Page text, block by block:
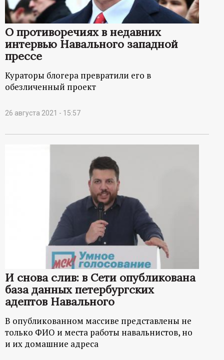
О противоречиях в недавних
интервью Навального западной
прессе
Кураторы блогера превратили его в
обезличенный проект
26 августа 2021 - 15:57
И снова слив: в Сети опубликована
база данных петербургских
адептов Навального
В опубликованном массиве представлены не
только ФИО и места работы навальнистов, но
и их домашние адреса